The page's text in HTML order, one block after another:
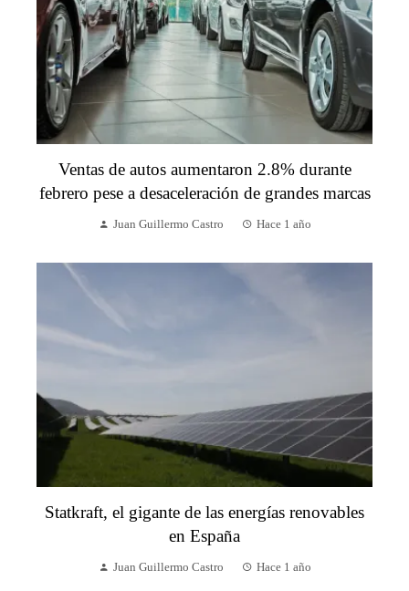
Ventas de autos aumentaron 2.8% durante
febrero pese a desaceleración de grandes marcas
Juan Guillermo Castro Hace 1 año
Statkraft, el gigante de las energías renovables
en España
Juan Guillermo Castro Hace 1 año